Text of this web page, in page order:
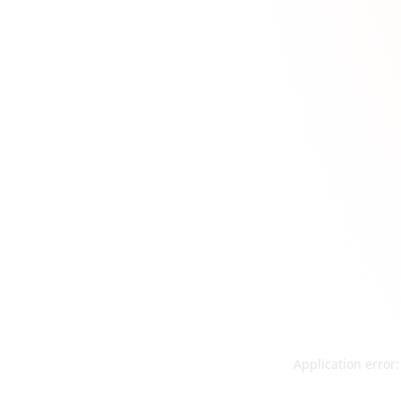
Application